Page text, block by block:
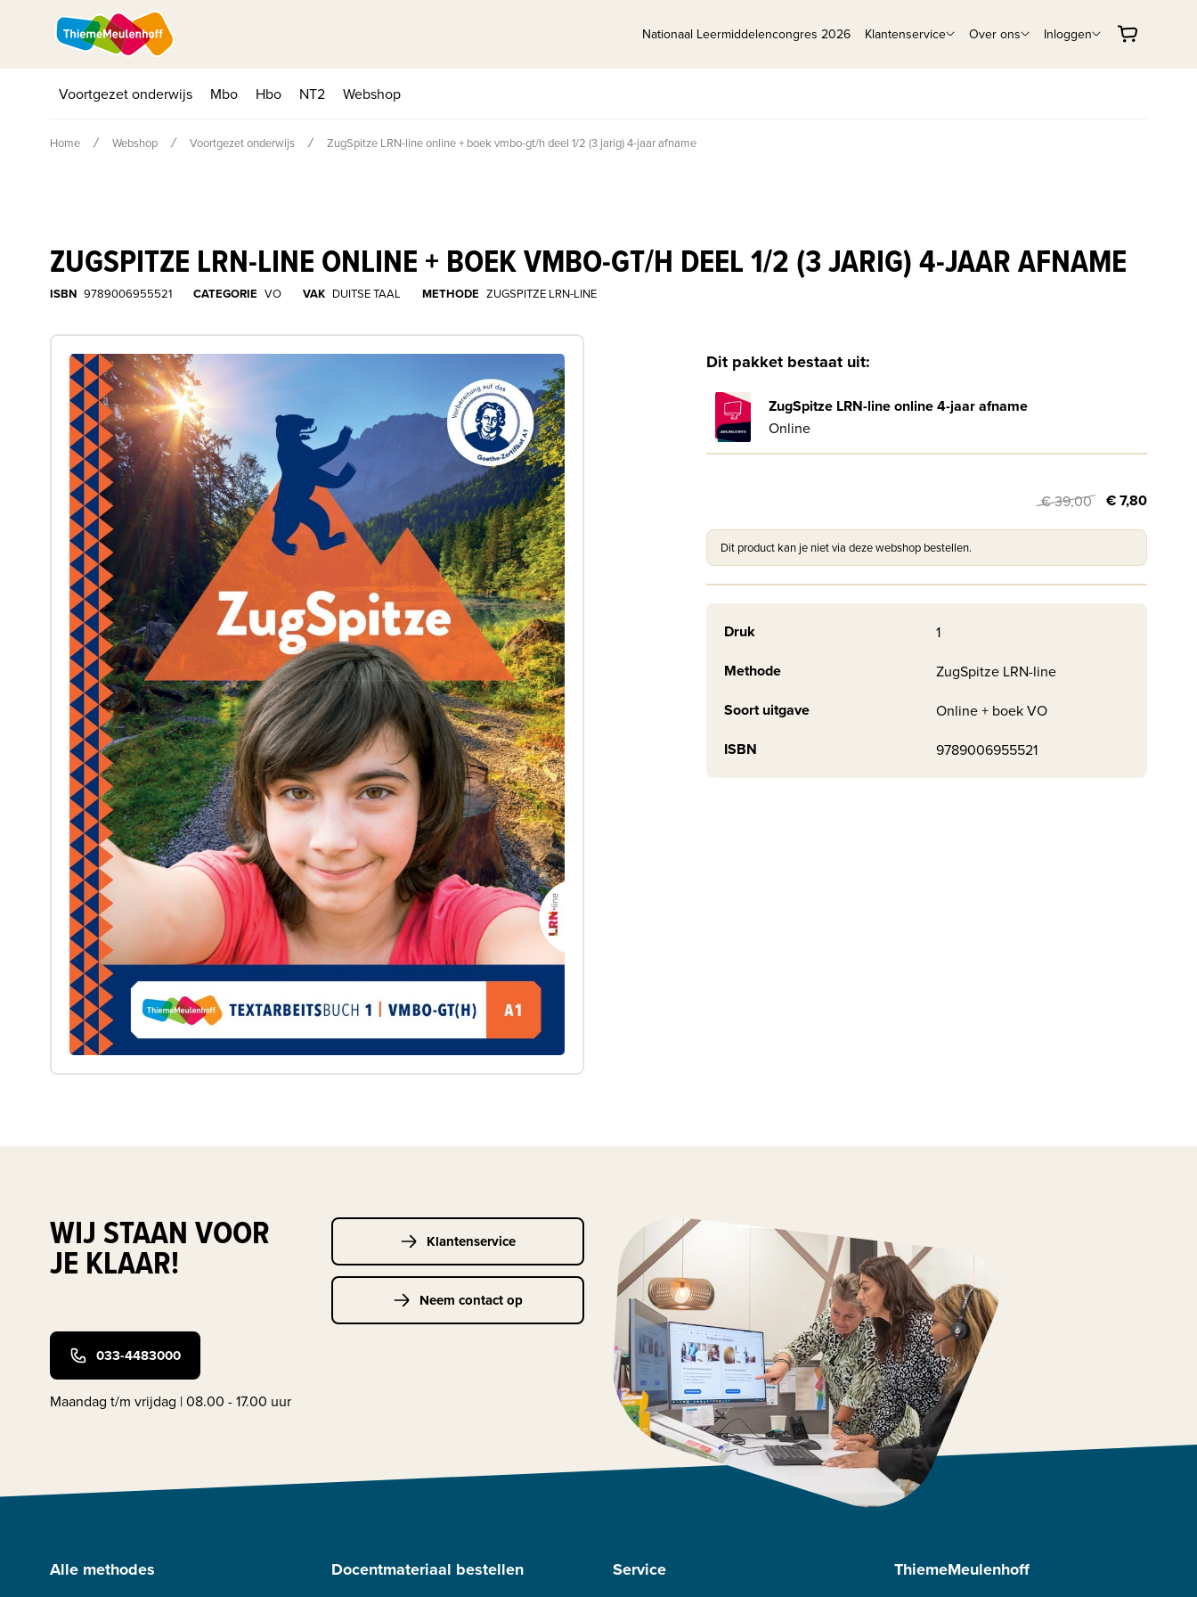
Nationaal Leermiddelencongres 2026 Klantenservice Over ons Inloggen
Voortgezet onderwijs Mbo Hbo NT2 Webshop
Home Webshop Voortgezet onderwijs ZugSpitze LRN-line online + boek vmbo-gt/h deel 1/2 (3 jarig) 4-jaar afname
ZUGSPITZE LRN-LINE ONLINE + BOEK VMBO-GT/H DEEL 1/2 (3 JARIG) 4-JAAR AFNAME
ISBN 9789006955521 CATEGORIE VO VAK DUITSE TAAL METHODE ZUGSPITZE LRN-LINE
Dit pakket bestaat uit:
ZugSpitze LRN-line online 4-jaar afname
Online
€ 39,00 € 7,80
Dit product kan je niet via deze webshop bestellen.
Druk 1
Methode ZugSpitze LRN-line
Soort uitgave Online + boek VO
ISBN 9789006955521
WIJ STAAN VOOR
JE KLAAR!
033-4483000
Maandag t/m vrijdag | 08.00 - 17.00 uur
Klantenservice
Neem contact op
Alle methodes Docentmateriaal bestellen Service ThiemeMeulenhoff